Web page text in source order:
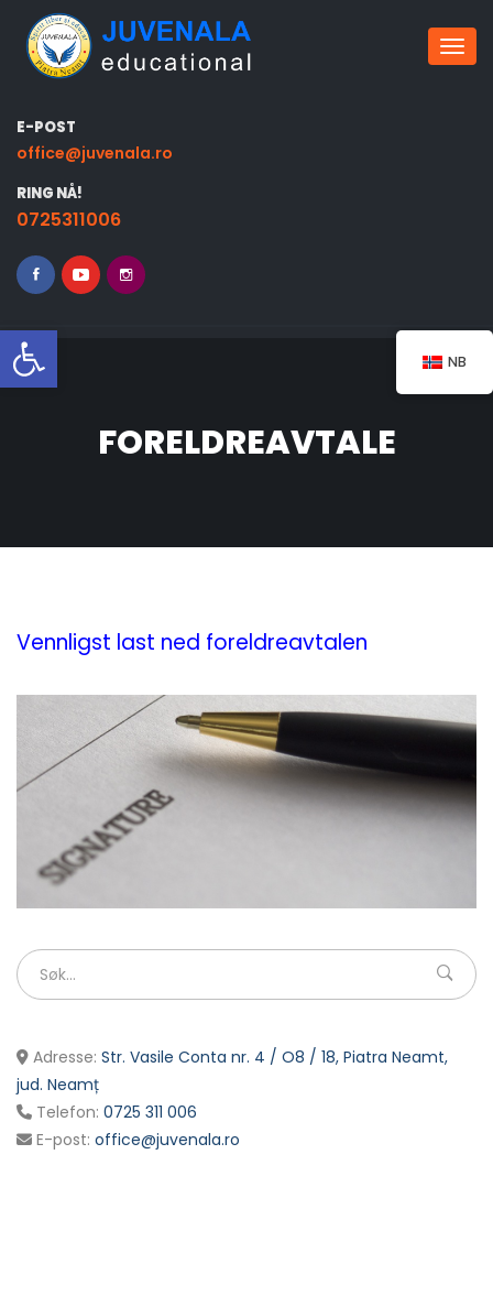
Åpne verktøylinjen
Bytt
E-POST
office@juvenala.ro
RING NÅ!
0725311006
FORELDREAVTALE
Vennligst last ned foreldreavtalen
Adresse: Str. Vasile Conta nr. 4 / O8 / 18, Piatra Neamt,
jud. Neamț
Telefon: 0725 311 006
E-post: office@juvenala.ro
NB